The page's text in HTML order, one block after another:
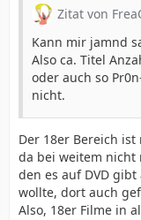
Zitat von
Kann mir jamnd
Also ca. Titel
oder auch so
nicht.
Der 18er Bereich
da bei weitem nicht
den es auf DVD
wollte, dort auch
Also, 18er Filme in